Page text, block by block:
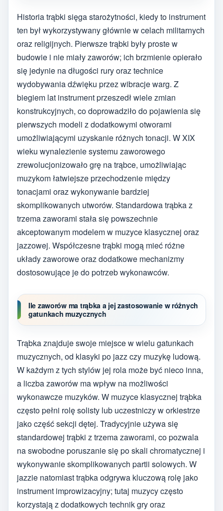
Historia trąbki sięga starożytności, kiedy to instrument
ten był wykorzystywany głównie w celach militarnych
oraz religijnych. Pierwsze trąbki były proste w
budowie i nie miały zaworów; ich brzmienie opierało
się jedynie na długości rury oraz technice
wydobywania dźwięku przez wibracje warg. Z
biegiem lat instrument przeszedł wiele zmian
konstrukcyjnych, co doprowadziło do pojawienia się
pierwszych modeli z dodatkowymi otworami
umożliwiającymi uzyskanie różnych tonacji. W XIX
wieku wynalezienie systemu zaworowego
zrewolucjonizowało grę na trąbce, umożliwiając
muzykom łatwiejsze przechodzenie między
tonacjami oraz wykonywanie bardziej
skomplikowanych utworów. Standardowa trąbka z
trzema zaworami stała się powszechnie
akceptowanym modelem w muzyce klasycznej oraz
jazzowej. Współczesne trąbki mogą mieć różne
układy zaworowe oraz dodatkowe mechanizmy
dostosowujące je do potrzeb wykonawców.
Ile zaworów ma trąbka a jej zastosowanie w różnych
gatunkach muzycznych
Trąbka znajduje swoje miejsce w wielu gatunkach
muzycznych, od klasyki po jazz czy muzykę ludową.
W każdym z tych stylów jej rola może być nieco inna,
a liczba zaworów ma wpływ na możliwości
wykonawcze muzyków. W muzyce klasycznej trąbka
często pełni rolę solisty lub uczestniczy w orkiestrze
jako część sekcji dętej. Tradycyjnie używa się
standardowej trąbki z trzema zaworami, co pozwala
na swobodne poruszanie się po skali chromatycznej i
wykonywanie skomplikowanych partii solowych. W
jazzie natomiast trąbka odgrywa kluczową rolę jako
instrument improwizacyjny; tutaj muzycy często
korzystają z dodatkowych technik gry oraz